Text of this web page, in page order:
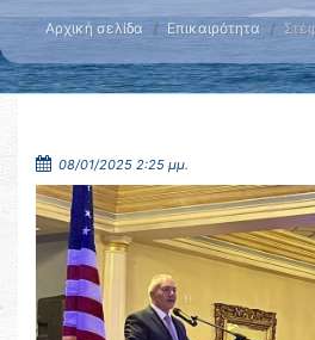
Αρχική σελίδα Επικαιρότητα
08/01/2025 2:25 μμ.